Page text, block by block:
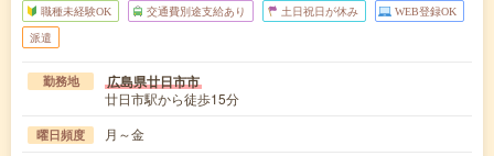
職種未経験OK 交通費別途支給あり 土日祝日が休み WEB登録OK
派遣
勤務地 広島県廿日市市
廿日市駅から徒歩15分
曜日頻度 月～金